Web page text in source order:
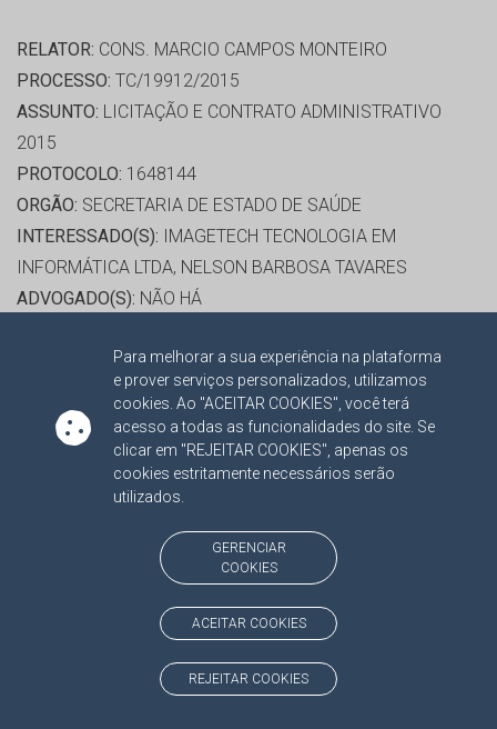
Para melhorar a sua experiência na plataforma
e prover serviços personalizados, utilizamos
cookies. Ao "ACEITAR COOKIES", você terá
acesso a todas as funcionalidades do site. Se
clicar em "REJEITAR COOKIES", apenas os
cookies estritamente necessários serão
utilizados.
GERENCIAR
COOKIES
ACEITAR COOKIES
REJEITAR COOKIES
RELATOR: CONS. MARCIO CAMPOS MONTEIRO
PROCESSO: TC/19912/2015
ASSUNTO: LICITAÇÃO E CONTRATO ADMINISTRATIVO
2015
PROTOCOLO: 1648144
ORGÃO: SECRETARIA DE ESTADO DE SAÚDE
INTERESSADO(S): IMAGETECH TECNOLOGIA EM
INFORMÁTICA LTDA, NELSON BARBOSA TAVARES
ADVOGADO(S): NÃO HÁ
CONS. MARCIO CAMPOS MONTEIRO
TC/18710/2016
ASSUNTO:
LICITAÇÃO E CONTRATO ADMINISTRATIVO
PROTOCOLO: 1733577
ALDENIR BARBOSA DO NASCIMENTO,
FALCÃO DIAGNÓSTICOS, JUSTINIANO BARBOSA VAVAS,
MARCIO EDUARDO DE SOUZA PEREIRA
NÃO HÁ